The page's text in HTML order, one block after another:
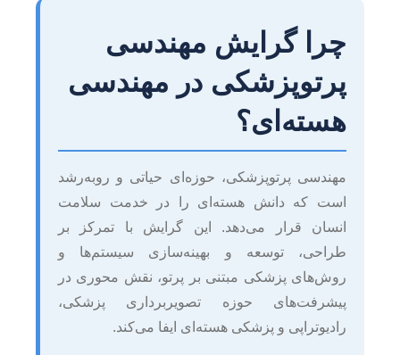
چرا گرایش مهندسی
پرتوپزشکی در مهندسی
هسته‌ای؟
مهندسی پرتوپزشکی، حوزه‌ای حیاتی و روبه‌رشد
است که دانش هسته‌ای را در خدمت سلامت
انسان قرار می‌دهد. این گرایش با تمرکز بر
طراحی، توسعه و بهینه‌سازی سیستم‌ها و
روش‌های پزشکی مبتنی بر پرتو، نقش محوری در
پیشرفت‌های حوزه تصویربرداری پزشکی،
رادیوتراپی و پزشکی هسته‌ای ایفا می‌کند.